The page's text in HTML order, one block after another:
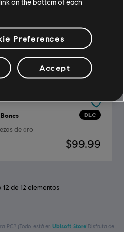
DLC
$39.99
DLC
de oro
$99.99
12 de 12 elementos
PC? ¡Todo está enUbisoft Store!Disfruta de
Preferences
Accept